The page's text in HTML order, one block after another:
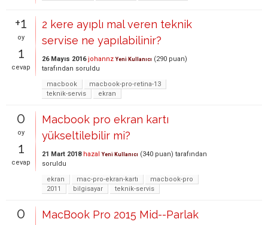
+1
oy
1
cevap
2 kere ayıplı mal veren teknik
servise ne yapılabilinir?
26 Mayıs 2016 johannz Yeni Kullanıcı (290 puan)
tarafından soruldu
macbook
macbook-pro-retina-13
teknik-servis
ekran
0
oy
1
cevap
Macbook pro ekran kartı
yükseltilebilir mi?
21 Mart 2018 hazal Yeni Kullanıcı (340 puan) tarafından
soruldu
ekran
mac-pro-ekran-kartı
macbook-pro
2011
bilgisayar teknik-servis
0
MacBook Pro 2015 Mid--Parlak